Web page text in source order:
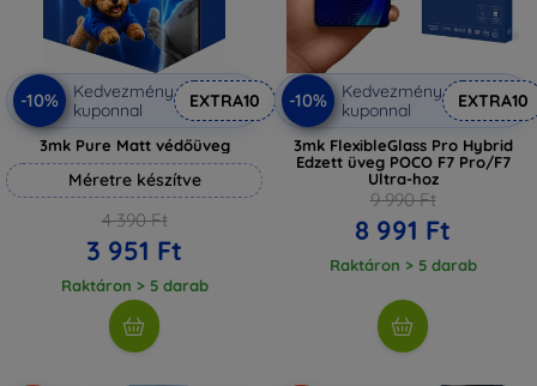
-10%
Kedvezmény
kuponnal
EXTRA10
3mk Pure Matt védőüveg
Méretre készítve
4 390 Ft
3 951 Ft
Raktáron > 5 darab
-10%
Kedvezmény
kuponnal
EXTRA10
3mk FlexibleGlass Pro Hybrid
Edzett üveg POCO F7 Pro/F7
Ultra-hoz
9 990 Ft
8 991 Ft
Raktáron > 5 darab